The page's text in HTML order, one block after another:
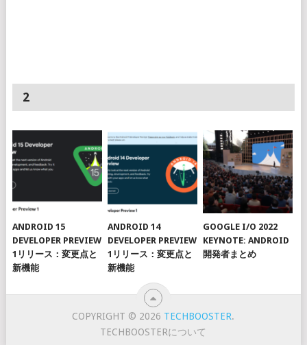
2
ANDROID 15
DEVELOPER PREVIEW
1リリース：変更点と
新機能
ANDROID 14
DEVELOPER PREVIEW
1リリース：変更点と
新機能
GOOGLE I/O 2022
KEYNOTE: ANDROID
開発者まとめ
COPYRIGHT © 2026 TECHBOOSTER.
TECHBOOSTERについて